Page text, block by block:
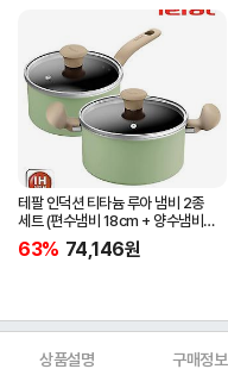
테팔 인덕션 티타늄 루아 냄비 2종
세트 (편수냄비 18cm + 양수냄비
20cm)
63% 74,146원
상품설명 구매정보